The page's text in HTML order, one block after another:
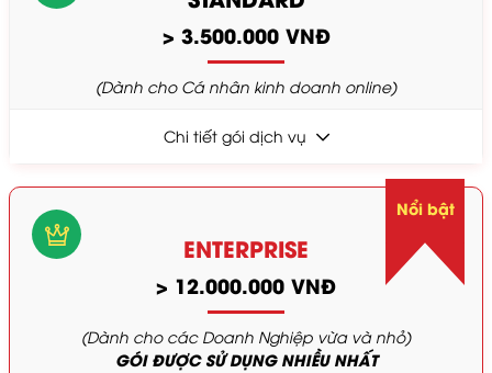
> 3.500.000 VNĐ
(Dành cho Cá nhân kinh doanh online)
Chi tiết gói dịch vụ
Nổi bật
ENTERPRISE
> 12.000.000 VNĐ
(Dành cho các Doanh Nghiệp vừa và nhỏ)
GÓI ĐƯỢC SỬ DỤNG NHIỀU NHẤT